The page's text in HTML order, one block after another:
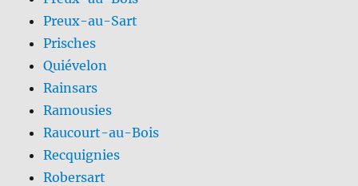
Preux-au-Sart
Prisches
Quiévelon
Rainsars
Ramousies
Raucourt-au-Bois
Recquignies
Robersart